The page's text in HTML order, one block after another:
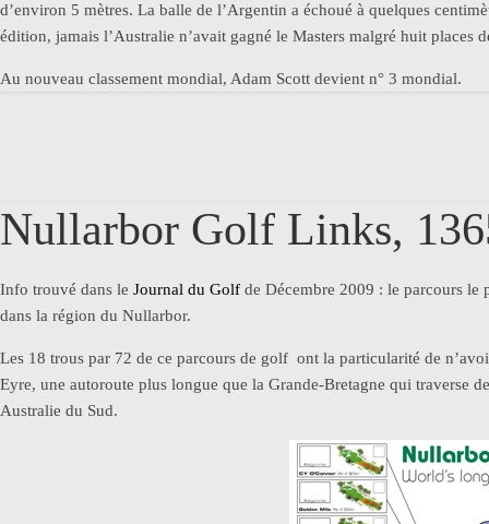
d’environ 5 mètres. La balle de l’Argentin a échoué à quelques
édition, jamais l’Australie n’avait gagné le Masters malgré huit
Au nouveau classement mondial, Adam Scott devient n° 3 mondial.
Nullarbor Golf Links,
Info trouvé dans le Journal du Golf de Décembre 2009 : le parcours
dans la région du Nullarbor.
Les 18 trous par 72 de ce parcours de golf ont la particularité de
Eyre, une autoroute plus longue que la Grande-Bretagne qui traverse
Australie du Sud.